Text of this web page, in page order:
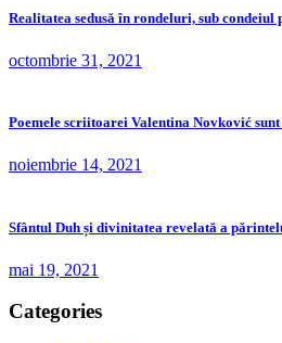
Realitatea sedusă în rondeluri, sub condeiul
octombrie 31, 2021
Poemele scriitoarei Valentina Novković
noiembrie 14, 2021
Sfântul Duh și divinitatea revelată a
mai 19, 2021
Categories